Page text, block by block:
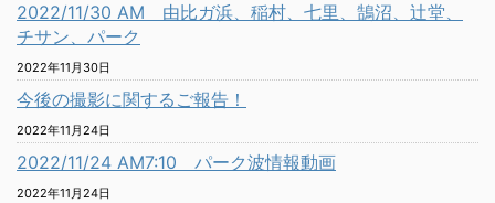
2022/11/30 AM 由比ガ浜、稲村、七里、鵠沼、辻堂、
チサン、パーク
2022年11月30日
今後の撮影に関するご報告！
2022年11月24日
2022/11/24 AM7:10 パーク波情報動画
2022年11月24日